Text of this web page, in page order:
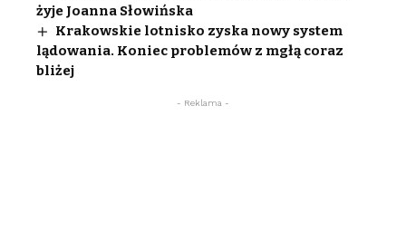
żyje Joanna Słowińska
Krakowskie lotnisko zyska nowy system
lądowania. Koniec problemów z mgłą coraz
bliżej
- Reklama -